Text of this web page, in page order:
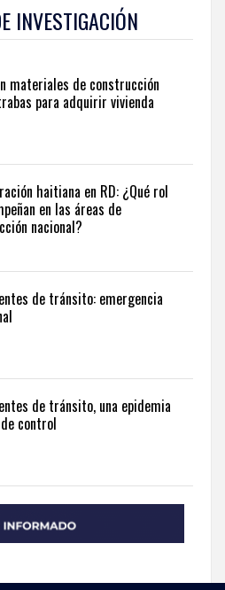
INVESTIGACIÓN
materiales de construcción
para adquirir vivienda
haitiana en RD: ¿Qué rol
en las áreas de
nacional?
de tránsito: emergencia
de tránsito, una epidemia
control